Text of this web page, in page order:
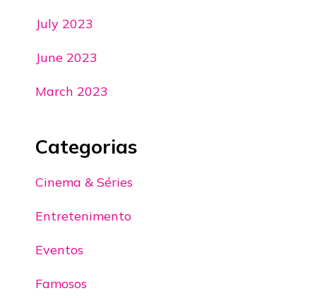
July 2023
June 2023
March 2023
Categorias
Cinema & Séries
Entretenimento
Eventos
Famosos